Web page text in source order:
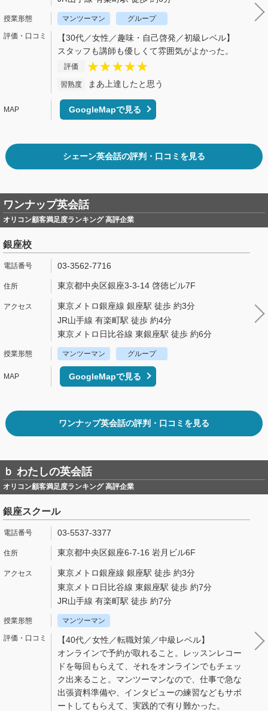
マンツーマン グループ
【30代／女性／趣味・自己啓発／初級レベル】
スタッフも講師も優しくて雰囲気がよかった。
評価
習熟度 まあ上達したと思う
GoogleMapで見る
シェーン英会話の評判・口コミを見る
ワンナップ英会話
オリコン顧客満足度ランキング 高評企業
銀座校
03-3562-7716
東京都中央区銀座3-3-14 啓徳ビル7F
東京メトロ銀座線 銀座駅 徒歩 約3分
JR山手線 有楽町駅 徒歩 約4分
東京メトロ日比谷線 東銀座駅 徒歩 約6分
マンツーマン グループ
GoogleMapで見る
ワンナップ英会話の評判・口コミを見る
ｂ わたしの英会話
オリコン顧客満足度ランキング 高評企業
銀座スクール
03-5537-3377
東京都中央区銀座6-7-16 岩月ビル6F
東京メトロ銀座線 銀座駅 徒歩 約3分
東京メトロ日比谷線 東銀座駅 徒歩 約7分
JR山手線 有楽町駅 徒歩 約7分
マンツーマン
【40代／女性／転職対策／中級レベル】
オンラインで予約が取れること。レッスンレコー
ドを毎回もらえて、それをオンラインでもチェッ
ク出来ること。マンツーマンなので、仕事で急な
出張資料準備や、インタビューの練習などもサポ
ートしてもらえて、実践的で有り難かった。